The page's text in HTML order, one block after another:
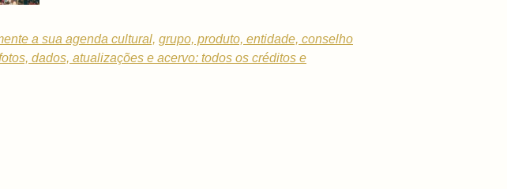
a sua agenda cultural, grupo, produto, entidade, conselho
dados, atualizações e acervo: todos os créditos e